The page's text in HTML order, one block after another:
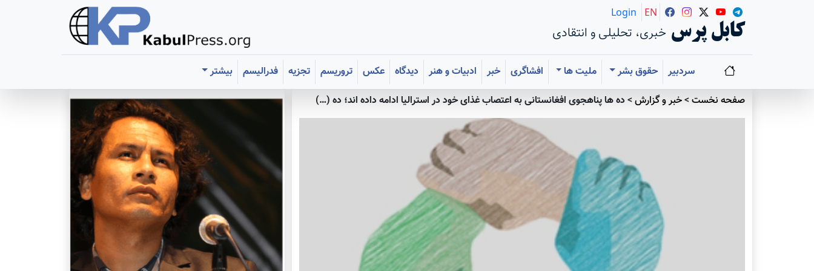
کابل پرس خبری، تحلیلی و انتقادی
Login EN
سردبیر حقوق بشر ملیت ها افشاگری خبر ادبیات و هنر دیدگاه عکس تروریسم تجزیه فدرالیسم
بیشتر
صفحه نخست>خبر و گزارش> ده ها پناهجوی افغانستانی به اعتصاب غذای خود در استرالیا ادامه داده اند؛ ده (…)